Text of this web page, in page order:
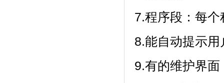
7.程序段：每个
8.能自动提示用
9.有的维护界面